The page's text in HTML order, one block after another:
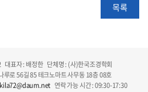
목록
대표자 : 배정한 단체명 : (사)한국조경학회
루로 56길 85 테크노마트 사무동 18층 08호
kila72@daum.net 연락 가능 시간 : 09:30-17:30